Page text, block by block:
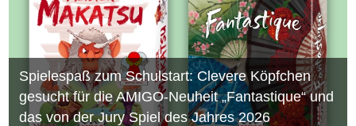
Spielespaß zum Schulstart: Clevere Köpfchen
gesucht für die AMIGO-Neuheit „Fantastique“ und
das von der Jury Spiel des Jahres 2026